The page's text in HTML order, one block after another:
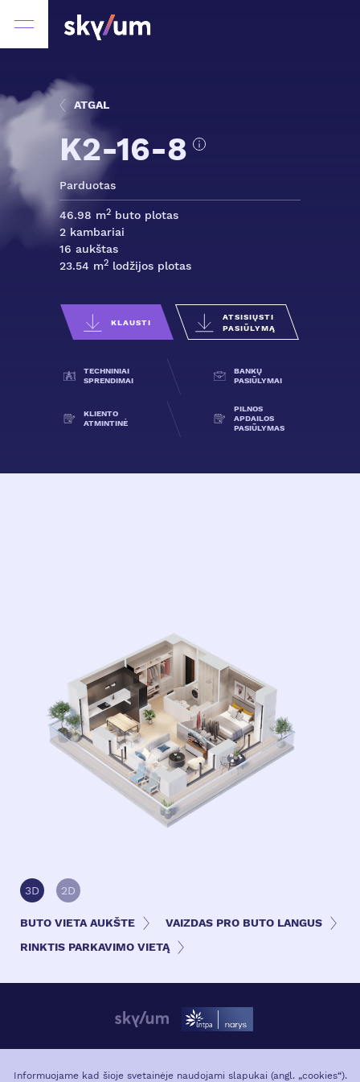
ATGAL
K2-16-8
Parduotas
46.98 m2 buto plotas
2 kambariai
16 aukštas
23.54 m2 lodžijos plotas
KLAUSTI
ATSISIŲSTI
PASIŪLYMĄ
TECHNINIAI
SPRENDIMAI
BANKŲ
PASIŪLYMAI
KLIENTO
ATMINTINĖ
PILNOS
APDAILOS
PASIŪLYMAS
3D 2D
BUTO VIETA AUKŠTE
VAIZDAS PRO BUTO LANGUS
RINKTIS PARKAVIMO VIETĄ
VIETA MIESTE
Informuojame kad šioje svetainėje naudojami slapukai (angl. „cookies“).